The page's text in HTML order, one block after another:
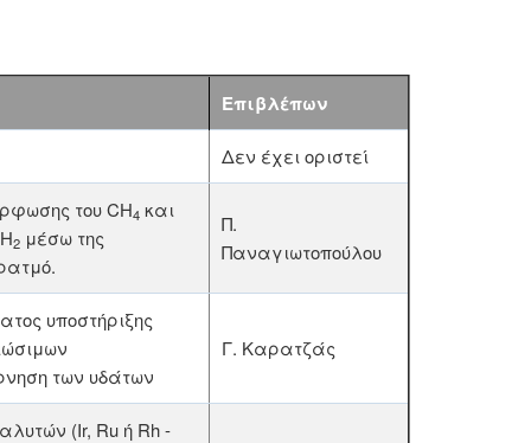
Επιβλέπων
Δεν έχει οριστεί
του CH4 και
2μέσω της
Π.
Παναγιωτοπούλου
υποστήριξης
των υδάτων
Γ. Καρατζάς
(Ir, Ru ή Rh -